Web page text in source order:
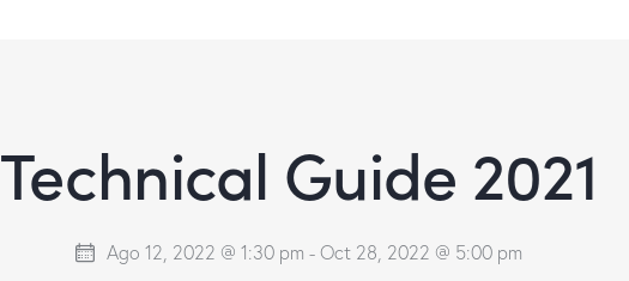
Technical Guide 2021
Ago 12, 2022 @ 1:30 pm -Oct 28, 2022 @ 5:00 pm